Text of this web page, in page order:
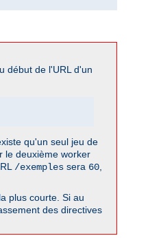
début de l'URL d'un
qu'un seul jeu de
le deuxième worker
/exemples sera 60
plus courte. Si au
des directives